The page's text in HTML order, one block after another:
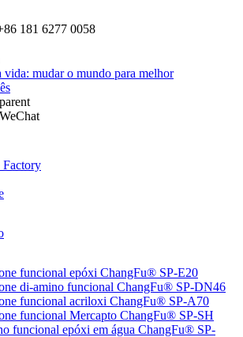
181 6277 0058
vida: mudar o mundo para melhor
funcional epóxi ChangFu® SP-E20
di-amino funcional ChangFu® SP-DN46
funcional acriloxi ChangFu® SP-A70
funcional Mercapto ChangFu® SP-SH
funcional epóxi em água ChangFu® SP-